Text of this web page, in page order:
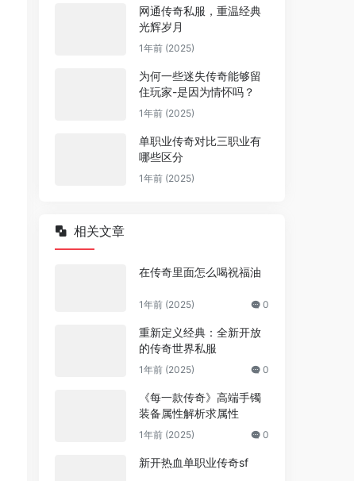
网通传奇私服，重温经典
光辉岁月
1年前 (2025)
为何一些迷失传奇能够留
住玩家-是因为情怀吗？
1年前 (2025)
单职业传奇对比三职业有
哪些区分
1年前 (2025)
相关文章
在传奇里面怎么喝祝福油
1年前 (2025) 0
重新定义经典：全新开放
的传奇世界私服
1年前 (2025) 0
《每一款传奇》高端手镯
装备属性解析求属性
1年前 (2025) 0
新开热血单职业传奇sf